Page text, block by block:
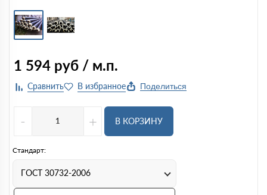
1 594 руб / м.п.
Поделиться
- + В КОРЗИНУ
Стандарт:
ГОСТ 30732-2006